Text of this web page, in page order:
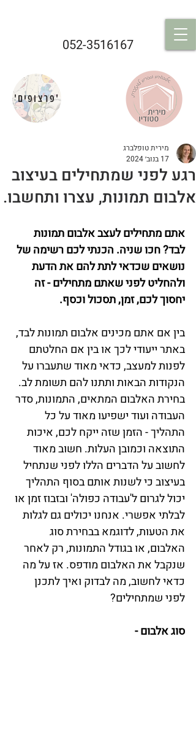
052-3516167
'פרצופים'
רגע לפני שמתחילים בעיצוב
אלבום תמונות, עצרו ותחשבו.
מירית טופלברג
17 בנוב׳ 2024
אתם מתחילים לעצב אלבום תמונות
לבד? חכו שניה. הכנתי לכם רשימה של
נושאים שכדאי לתת להם את הדעת
ולהחליט לפני שאתם מתחילים - זה
יחסוך לכם, זמן, תסכול וכסף.
בין אם אתם מכינים אלבום תמונות לבד,
באתר ייעודי לכך או בין אם החלטתם
לפנות למעצב, כדאי מאוד שתעברו על
הנקודות הבאות ותתנו להם תשומת לב.
בחירת האלבום המתאים, התמונות, סדר
העבודה ועוד ישפיעו מאוד על כל
התהליך - הזמן שזה ייקח לכם, איכות
התוצאה וכמובן העלות. חשוב מאוד
לחשוב על הדברים הללו לפני שנתחיל
בעיצוב כי לשנות אותם בסוף התהליך
יכול לגרום ל'עבודה כפולה' ובזבוז זמן או
לבלתי אפשרי. אנחנו יכולים גם לגלות
את הטעות, לדוגמא בבחירת סוג
האלבום, או בגודל התמונות, רק לאחר
שנקבל את האלבום מודפס. אז על מה
כדאי לחשוב, מה לבדוק ואיך לתכנן
לפני שמתחילים?
סוג אלבום -